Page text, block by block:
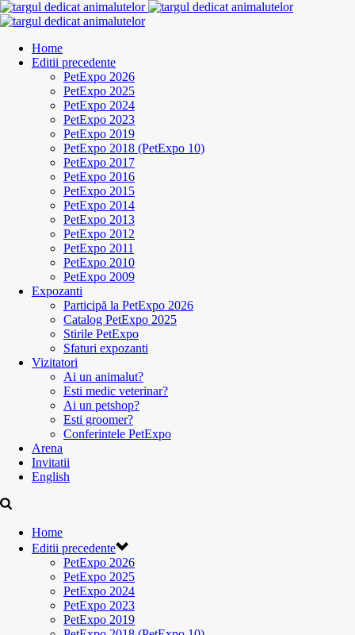
Home
Editii precedente
PetExpo 2026
PetExpo 2025
PetExpo 2024
PetExpo 2023
PetExpo 2019
PetExpo 2018 (PetExpo 10)
PetExpo 2017
PetExpo 2016
PetExpo 2015
PetExpo 2014
PetExpo 2013
PetExpo 2012
PetExpo 2011
PetExpo 2010
PetExpo 2009
Expozanti
Participă la PetExpo 2026
Catalog PetExpo 2025
Stirile PetExpo
Sfaturi expozanti
Vizitatori
Ai un animalut?
Esti medic veterinar?
Ai un petshop?
Esti groomer?
Conferintele PetExpo
Arena
Invitatii
English
Home
Editii precedente
PetExpo 2026
PetExpo 2025
PetExpo 2024
PetExpo 2023
PetExpo 2019